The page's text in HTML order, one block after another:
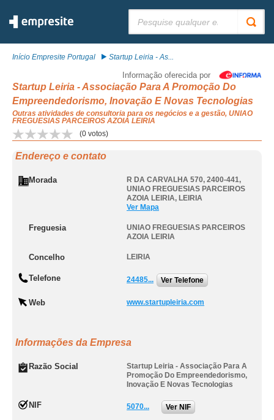
Início Empresite Portugal Startup Leiria - As...
Informação oferecida por
Startup Leiria - Associação Para A Promoção Do
Empreendedorismo, Inovação E Novas Tecnologias
Outras atividades de consultoria para os negócios e a gestão, UNIAO
FREGUESIAS PARCEIROS AZOIA LEIRIA
(0 votos)
Endereço e contato
Morada R DA CARVALHA 570, 2400-441,
UNIAO FREGUESIAS PARCEIROS
AZOIA LEIRIA, LEIRIA
Ver Mapa
Freguesia
UNIAO FREGUESIAS PARCEIROS
AZOIA LEIRIA
Concelho LEIRIA
Telefone 24485... Ver Telefone
Web www.startupleiria.com
Informações da Empresa
Razão Social
Startup Leiria - Associação Para A
Promoção Do Empreendedorismo,
Inovação E Novas Tecnologias
NIF 5070... Ver NIF